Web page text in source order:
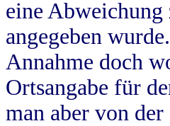
eine
angegeben
Annahme doch
Ortsangabe für
man aber von